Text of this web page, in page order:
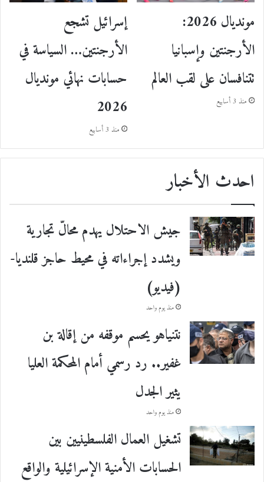
مونديال 2026:
الأرجنتين وإسبانيا
تتنافسان على لقب العالم
منذ 3 أسابيع
إسرائيل تشجع
الأرجنتين… السياسة في
حسابات نهائي مونديال
2026
منذ 3 أسابيع
احدث الأخبار
جيش الاحتلال يهدم محالّ تجارية
ويشدد إجراءاته في محيط حاجز قلنديا-
(فيديو)
منذ يوم واحد
نتنياهو يحسم موقفه من إقالة بن
غفير.. رد رسمي أمام المحكمة العليا
يثير الجدل
منذ يوم واحد
تشغيل العمال الفلسطينيين بين
الحسابات الأمنية الإسرائيلية والواقع